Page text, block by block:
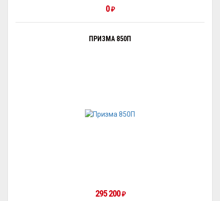
0 ₽
ПРИЗМА 850П
295 200 ₽